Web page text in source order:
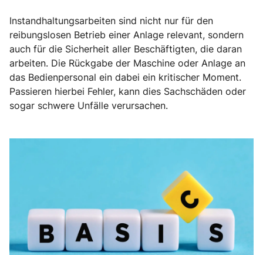
Instandhaltungsarbeiten sind nicht nur für den
reibungslosen Betrieb einer Anlage relevant, sondern
auch für die Sicherheit aller Beschäftigten, die daran
arbeiten. Die Rückgabe der Maschine oder Anlage an
das Bedienpersonal ein dabei ein kritischer Moment.
Passieren hierbei Fehler, kann dies Sachschäden oder
sogar schwere Unfälle verursachen.